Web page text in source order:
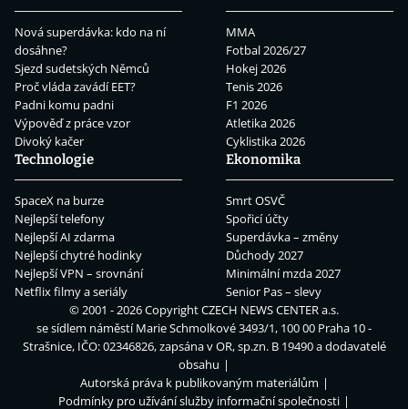
Nová superdávka: kdo na ní
dosáhne?
Sjezd sudetských Němců
Proč vláda zavádí EET?
Padni komu padni
Výpověď z práce vzor
Divoký kačer
MMA
Fotbal 2026/27
Hokej 2026
Tenis 2026
F1 2026
Atletika 2026
Cyklistika 2026
Technologie
SpaceX na burze
Nejlepší telefony
Nejlepší AI zdarma
Nejlepší chytré hodinky
Nejlepší VPN – srovnání
Netflix filmy a seriály
Ekonomika
Smrt OSVČ
Spořicí účty
Superdávka – změny
Důchody 2027
Minimální mzda 2027
Senior Pas – slevy
© 2001 - 2026 CopyrightCZECH NEWS CENTER a.s.
se sídlem náměstí Marie Schmolkové 3493/1, 100 00 Praha 10 -
Strašnice, IČO: 02346826, zapsána v OR, sp.zn. B 19490 a dodavatelé
obsahu
Autorská práva k publikovaným materiálům
Podmínky pro užívání služby informační společnosti